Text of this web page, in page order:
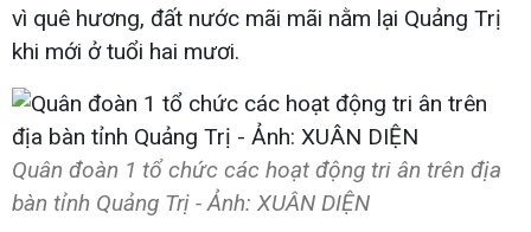
vì quê hương, đất nước mãi mãi nằm lại Quảng Trị
khi mới ở tuổi hai mươi.
Quân đoàn 1 tổ chức các hoạt động tri ân trên địa
bàn tỉnh Quảng Trị - Ảnh: XUÂN DIỆN